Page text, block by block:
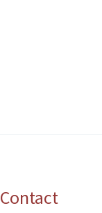
Contact